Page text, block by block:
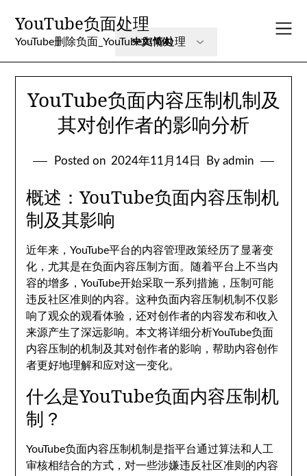
content
YouTube负面处理
YouTube删除负面_YouTube舆情处理
YouTube负面内容压制机制及
其对创作者的影响分析
Posted on 2024年11月14日 By admin
概述：YouTube负面内容压制机
制及其影响
近年来，YouTube平台的内容管理政策经历了显著变
化，尤其是在负面内容压制方面。随着平台上不当内
容的增多，YouTube开始采取一系列措施，压制可能
违反社区准则的内容。这种负面内容压制机制不仅影
响了观众的观看体验，还对创作者的内容发布和收入
来源产生了深远影响。本文将详细分析YouTube负面
内容压制的机制及其对创作者的影响，帮助内容创作
者更好地理解和应对这一变化。
什么是YouTube负面内容压制机
制？
YouTube负面内容压制机制是指平台通过算法和人工
审核相结合的方式，对一些涉嫌违反社区准则的内容